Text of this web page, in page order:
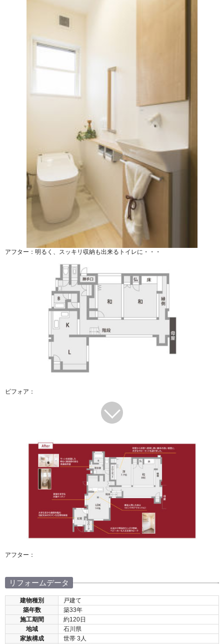
アフター：明るく、スッキリ収納も出来るトイレに・・・
ビフォア：
アフター：
リフォームデータ
建物種別
戸建て
築年数
築33年
施工期間
約120日
地域
石川県
家族構成
世帯 3人